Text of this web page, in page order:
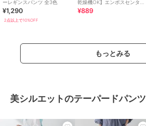
ーレギンスパンツ 全3色
¥1,290
2点以上で10%OFF
乾燥機OK】エンボスセンター
シームレギンスパンツ 全2色
¥889
もっとみる
美シルエットのテーパードパンツ